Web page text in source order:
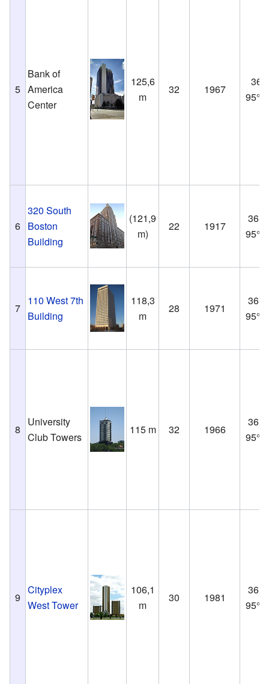
5
Bank of
America
Center
125,6
m
32 1967
6
320 South
Boston
Building
(121,9
m)
22 1917
7
110 West 7th
Building
118,3
m
28 1971
8
University
Club Towers
115 m 32 1966
9
Cityplex
West Tower
106,1
m
30 1981